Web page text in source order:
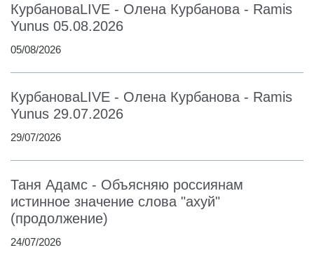
КурбановаLIVE - Олена Курбанова - Ramis
Yunus 05.08.2026
05/08/2026
КурбановаLIVE - Олена Курбанова - Ramis
Yunus 29.07.2026
29/07/2026
Таня Адамс - Объясняю россиянам
истинное значение слова "ахуй"
(продолжение)
24/07/2026